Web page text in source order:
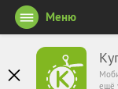
ещё
Меню